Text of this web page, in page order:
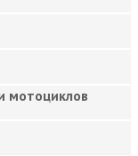
мотоциклов